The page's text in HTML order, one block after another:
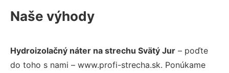
Naše výhody
Hydroizolačný náter na strechu Svätý Jur – poďte
do toho s nami – www.profi-strecha.sk. Ponúkame